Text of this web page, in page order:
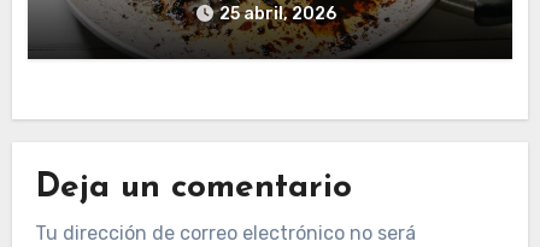
25 abril, 2026
Deja un comentario
Tu dirección de correo electrónico no será